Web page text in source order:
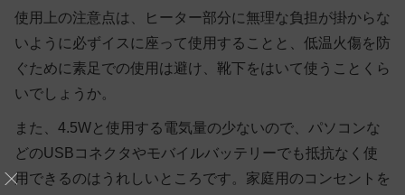
使用上の注意点は、ヒーター部分に無理な負担が掛からな
いように必ずイスに座って使用することと、低温火傷を防
ぐために素足での使用は避け、靴下をはいて使うことくら
いでしょうか。
また、4.5Wと使用する電気量の少ないので、パソコンな
どのUSBコネクタやモバイルバッテリーでも抵抗なく使
用できるのはうれしいところです。家庭用のコンセントを